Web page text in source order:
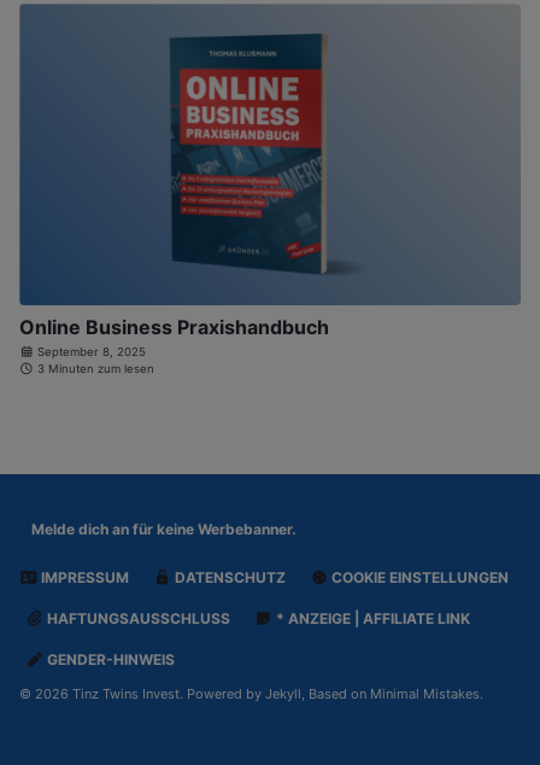
Online Business Praxishandbuch
September 8, 2025
3 Minuten zum lesen
Melde dich an für keine Werbebanner.
IMPRESSUM DATENSCHUTZ COOKIE EINSTELLUNGEN
HAFTUNGSAUSSCHLUSS * ANZEIGE | AFFILIATE LINK
GENDER-HINWEIS
© 2026 Tinz Twins Invest. Powered by Jekyll, Based on Minimal Mistakes.